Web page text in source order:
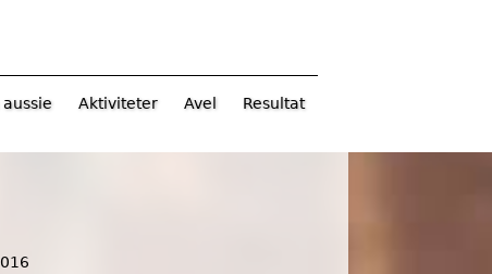
aussie Aktiviteter Avel Resultat